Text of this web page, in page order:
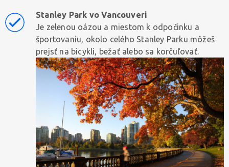
Stanley Park vo Vancouveri
Je zelenou oázou a miestom k odpočinku a
športovaniu, okolo celého Stanley Parku môžeš
prejsť na bicykli, bežať alebo sa korčuľovať.